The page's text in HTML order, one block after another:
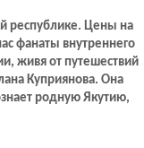
республике. Цены на
фанаты внутреннего
живя от путешествий
Куприянова. Она
родную Якутию,